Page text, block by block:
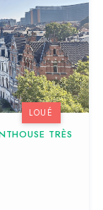
TRÈS
LOUÉ